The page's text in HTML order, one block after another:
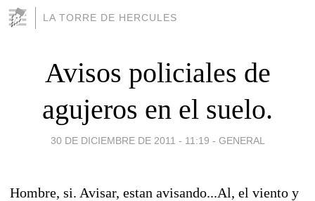
LA TORRE DE HERCULES
Avisos policiales de
agujeros en el suelo.
30 DE DICIEMBRE DE 2011 - 11:19 - GENERAL
Hombre, si. Avisar, estan avisando...Al, el viento y